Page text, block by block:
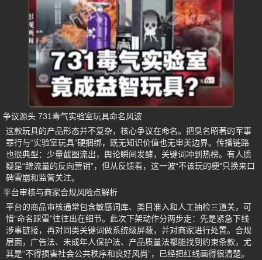
争议源头 731毒气实验室玩具命名风波
这款玩具的产品形态并不复杂，核心争议在命名。把臭名昭著的军事
罪行与“实验室玩具”硬捆绑，既无知识价值也无审美边界。传播链路
也很典型：少量截图流出，舆论瞬间发酵，关键词冲到热榜。有人质
疑是“蹭流量的反向营销”，但从反馈看，这一波“不该玩的梗”只换来口
碑雪崩和监管关注。
平台审核与商家合规风险点解析
平台的商品审核通常包含敏感词库、类目准入和人工抽检三道关，可
惜“命名踩雷”往往出在细节。此次下架动作分两步走：先是紧急下线
涉事链接，再对同类关键词做系统级屏蔽，并对商家进行处置。合规
层面，广告法、未成年人保护法、产品质量法都能找到约束条款，尤
其是“不得损害社会公共秩序和良好风尚”，已经把红线画得很清楚。